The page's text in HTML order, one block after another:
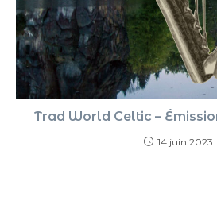
Trad World Celtic –
14 juin 2023